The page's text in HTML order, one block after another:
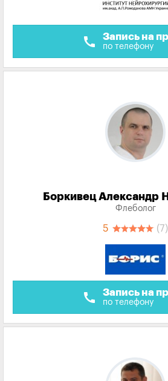
call Запись на
по телефону
Боркивец Александр
Флеболог
5 (7)
call Запись на
по телефону